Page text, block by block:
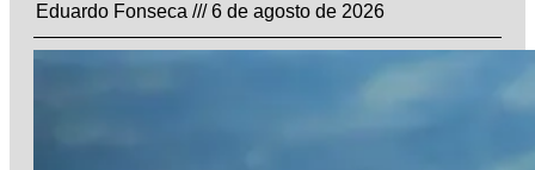
Eduardo Fonseca
6 de agosto de 2026